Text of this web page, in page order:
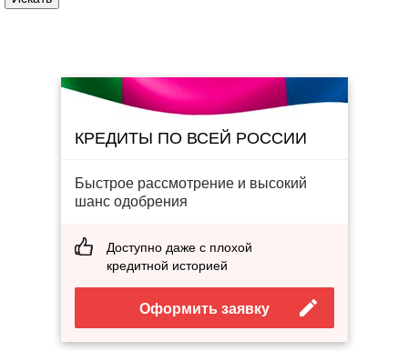
КРЕДИТЫ ПО ВСЕЙ РОССИИ
Быстрое рассмотрение и высокий
шанс одобрения
Доступно даже с плохой
кредитной историей
Оформить заявку